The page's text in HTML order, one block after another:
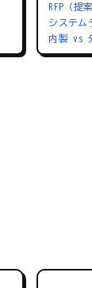
RFP（提
システム
内製 vs